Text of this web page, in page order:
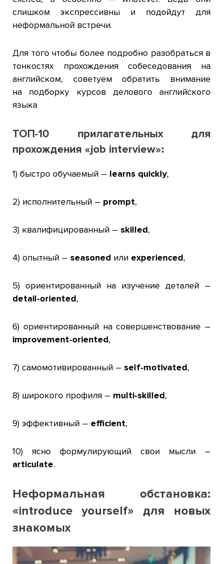
слишком экспрессивны и подойдут для
неформальной встречи.
Для того чтобы более подробно разобраться в
тонкостях прохождения собеседования на
английском, советуем обратить внимание
на подборку курсов делового английского
языка
ТОП-10 прилагательных для
прохождения «job interview»:
1) быстро обучаемый – learns quickly,
2) исполнительный – prompt,
3) квалифицированный – skilled,
4) опытный – seasoned или experienced,
5) ориентированный на изучение деталей –
detail-oriented,
6) ориентированный на совершенствование –
improvement-oriented,
7) самомотивированный – self-motivated,
8) широкого профиля – multi-skilled,
9) эффективный – efficient,
10) ясно формулирующий свои мысли –
articulate.
Неформальная обстановка:
«introduce yourself» для новых
знакомых